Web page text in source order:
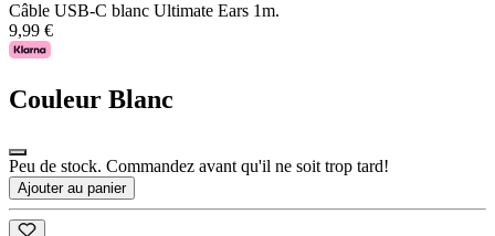
Câble USB-C blanc Ultimate Ears 1m.
9,99 €
Couleur Blanc
Peu de stock. Commandez avant qu'il ne soit trop tard!
Ajouter au panier